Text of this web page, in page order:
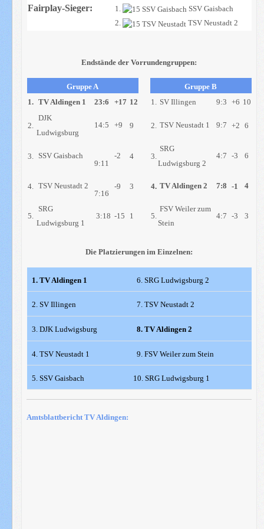
Fairplay-Sieger: 1.
SSV Gaisbach
2.
TSV Neustadt 2
Endstände der Vorrundengruppen:
Gruppe A
Gruppe B
1. TV Aldingen 1 23:6 +17 12 1. SV Illingen 9:3 +6 10
2.
DJK
Ludwigsburg
14:5 +9 9 2. TSV Neustadt 1 9:7 +2 6
3.
SSV Gaisbach
9:11
-2 4 3.
SRG
Ludwigsburg 2
4:7 -3 6
4.
TSV Neustadt 2
7:16
-9 3 4. TV Aldingen 2 7:8 -1 4
5.
SRG
Ludwigsburg 1
3:18 -15 1 5.
FSV Weiler zum
Stein
4:7 -3 3
Die Platzierungen im Einzelnen:
1. TV Aldingen 1 6. SRG Ludwigsburg 2
2. SV Illingen 7. TSV Neustadt 2
3. DJK Ludwigsburg 8. TV Aldingen 2
4. TSV Neustadt 1 9. FSV Weiler zum Stein
5. SSV Gaisbach 10. SRG Ludwigsburg 1
Amtsblattbericht TV Aldingen: